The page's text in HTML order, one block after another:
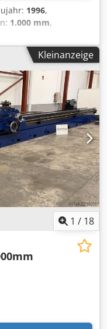
1996,
1.000 mm,
(max.):560 U/min,
T Plus Kapazität 4000
Planschlitten Dsdpfx
mm Lünette
Set Gewicht
Kleinanzeige
1 / 18